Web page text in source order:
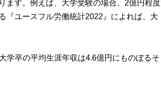
す。例えば、大学受験の場合、2億円程度
『ユースフル労働統計2022』によれば、大
卒の平均生涯年収は4.6億円にものぼるそ